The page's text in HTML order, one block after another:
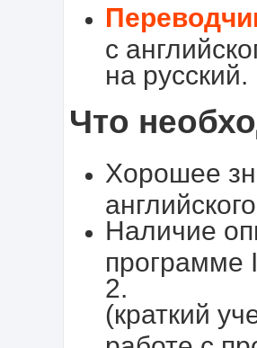
с
на русский.
Что
Хорошее
Наличие
программе
2.
(краткий
работе с